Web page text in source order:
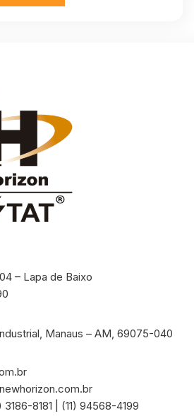
– Lapa de Baixo
Manaus – AM, 69075-040
3186-8181 | (11) 94568-4199